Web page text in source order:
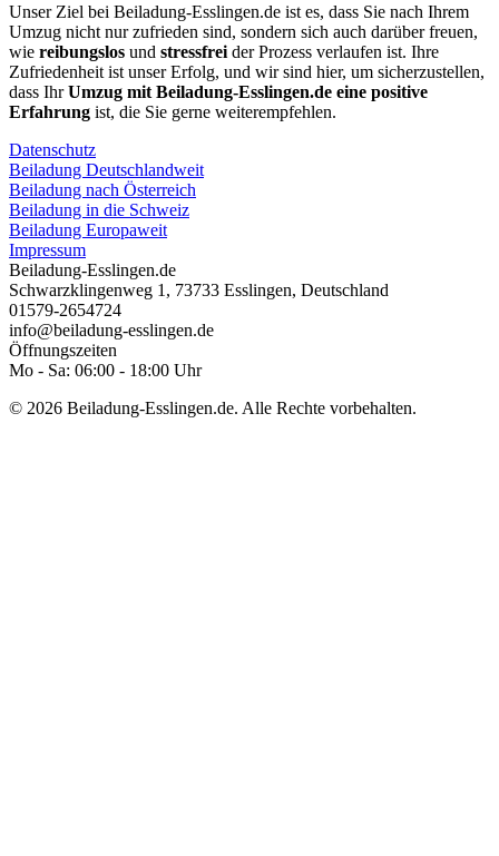
Unser Ziel bei Beiladung-Esslingen.de ist es, dass Sie nach Ihrem
Umzug nicht nur zufrieden sind, sondern sich auch darüber freuen,
wie reibungslos und stressfrei der Prozess verlaufen ist. Ihre
Zufriedenheit ist unser Erfolg, und wir sind hier, um sicherzustellen,
dass IhrUmzug mit Beiladung-Esslingen.de eine positive
Erfahrung ist, die Sie gerne weiterempfehlen.
Datenschutz
Beiladung Deutschlandweit
Beiladung nach Österreich
Beiladung in die Schweiz
Beiladung Europaweit
Impressum
Beiladung-Esslingen.de
Schwarzklingenweg 1 , 73733 Esslingen, Deutschland
01579-2654724
info@beiladung-esslingen.de
Öffnungszeiten
Mo - Sa: 06:00 - 18:00 Uhr
© 2026 Beiladung-Esslingen.de. Alle Rechte vorbehalten.